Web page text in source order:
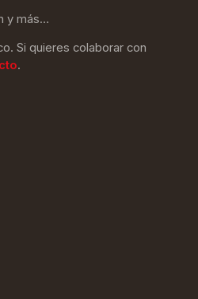
y más…
Si quieres colaborar con
.